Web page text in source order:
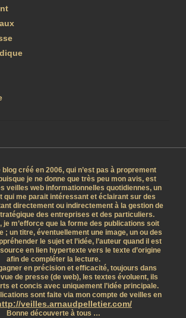
blog créé en 2006, qui n’est pas à proprement
je ne donne que très peu mon avis, est
veilles web informationnelles quotidiennes, un
qui me parait intéressant et éclairant sur des
directement ou indirectement à la gestion de
des entreprises et des particuliers.
je m’efforce que la forme des publications soit
; un titre, éventuellement une image, un ou des
le sujet et l’idée, l’auteur quand il est
en lien hypertexte vers le texte d’origine
afin de compléter la lecture.
en précision et efficacité, toujours dans
de presse (de web), les textes évoluent, ils
et concis avec uniquement l’idée principale.
sont faite via mon compte de veilles en
veilles.arnaudpelletier.com/
Bonne découverte à tous …